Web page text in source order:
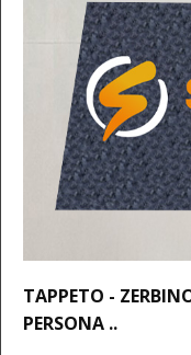
TAPPETO -
PERSONA ..